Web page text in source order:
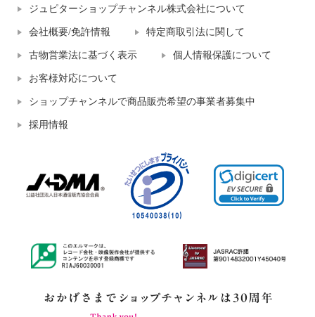
ジュピターショップチャンネル株式会社について
会社概要/免許情報 特定商取引法に関して
古物営業法に基づく表示 個人情報保護について
お客様対応について
ショップチャンネルで商品販売希望の事業者募集中
採用情報